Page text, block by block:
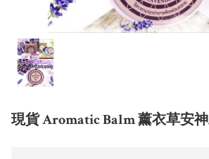
現貨 Aromatic Balm 薰衣草安神